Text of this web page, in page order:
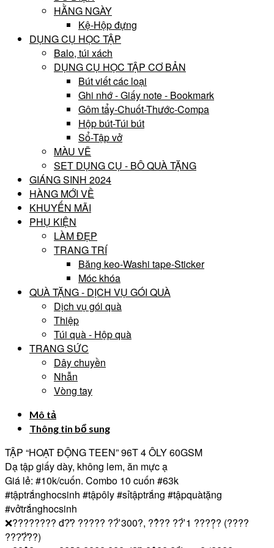
HẰNG NGÀY
Kệ-Hộp đựng
DỤNG CỤ HỌC TẬP
Balo, túi xách
DỤNG CỤ HỌC TẬP CƠ BẢN
Bút viết các loại
Ghi nhớ - Giấy note - Bookmark
Gôm tẩy-Chuốt-Thước-Compa
Hộp bút-Túi bút
Sổ-Tập vở
MÀU VẼ
SET DỤNG CỤ - BÔ QUÀ TẶNG
GIÁNG SINH 2024
HÀNG MỚI VỀ
KHUYẾN MÃI
PHỤ KIỆN
LÀM ĐẸP
TRANG TRÍ
Băng keo-Washi tape-Sticker
Móc khóa
QUÀ TẶNG - DỊCH VỤ GÓI QUÀ
Dịch vụ gói quà
Thiệp
Túi quà - Hộp quà
TRANG SỨC
Dây chuyền
Nhẫn
Vòng tay
Mô tả
Thông tin bổ sung
TẬP “HOẠT ĐỘNG TEEN” 96T 4 ÔLY 60GSM
Dạ tập giấy dày, không lem, ăn mực ạ
Giá lẻ: #10k/cuốn. Combo 10 cuốn #63k
#tậptrắnghocsinh #tậpôly #sỉtậptrắng #tậpquàtặng
#vởtrắnghocsinh
❌???????? đ?̛? ????? ??̛̀ 300?, ??̉?? ??̛̀ 1 ????̣̂? (????
???̛?̛̀??)